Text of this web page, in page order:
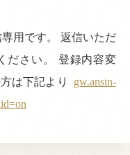
です。 返信いただ
ださい。 登録内容変
は下記より gw.ansin-